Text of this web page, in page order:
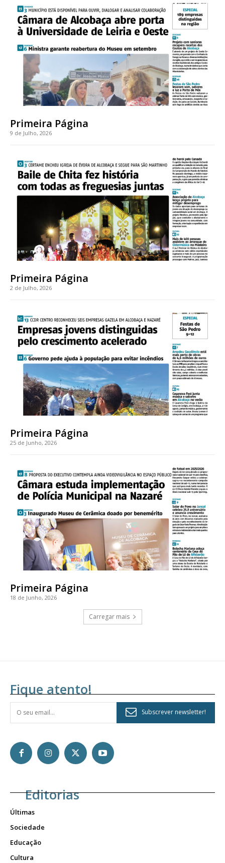
Acesso ao conteúdo online
Acesso aos conteúdos Exclusivos para
Ofertas para assinatura anual
Escolha o plano
Primeira Página
9 de Julho, 2026
Primeira Página
2 de Julho, 2026
Primeira Página
25 de Junho, 2026
Primeira Página
18 de Junho, 2026
Carregar mais
Fique atento!
Subscrever newsletter!
Editorias
Últimas
Sociedade
Educação
Cultura